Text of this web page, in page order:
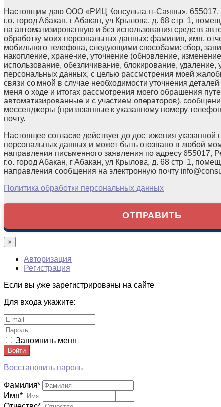
Настоящим даю ООО «РИЦ Консультант-Саяны», 655017,
г.о. город Абакан, г Абакан, ул Крылова, д. 68 стр. 1,
на автоматизированную и без использования средств
обработку моих персональных данных: фамилия, имя,
мобильного телефона, следующими способами: сбор,
накопление, хранение, уточнение (обновление,
использование, обезличивание, блокирование, удаление,
персональных данных, с целью рассмотрения моей
связи со мной в случае необходимости уточнения
меня о ходе и итогах рассмотрения моего обращения
автоматизированные и с участием операторов),
мессенджеры (привязанные к указанному номеру
почту.
Настоящее согласие действует до достижения указанной
персональных данных и может быть отозвано в любой
направления письменного заявления по адресу 655017,
г.о. город Абакан, г Абакан, ул Крылова, д. 68 стр. 1,
направления сообщения на электронную почту
Политика обработки персональных данных
×
Авторизация
Регистрация
Если вы уже зарегистрированы на сайте
Для входа укажите:
Запомнить меня
Войти
Восстановить пароль
Фамилия*
Имя*